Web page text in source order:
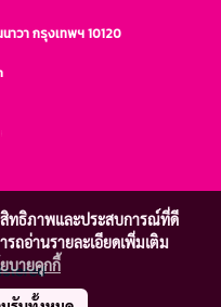
วา กรุงเทพฯ 10120
สิทธิภาพและประสบการณ์ที่ดี
รถอ่านรายละเอียดเพิ่มเติม
บายคุกกี้